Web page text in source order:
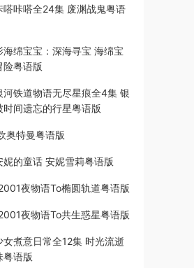
嗒咔嗒全24集 废渊战鬼粤语
海绵宝宝：深海寻宝 海绵宝
险粤语版
河铁道物语无尽星痕全4集 银
时间遗忘的行星粤语版
奥特曼粤语版
妮的童话 安妮雪莉粤语版
夜物语To椭圆轨道粤语版
夜物语To共生惑星粤语版
女煮意日常全12集 时光流逝
粤语版